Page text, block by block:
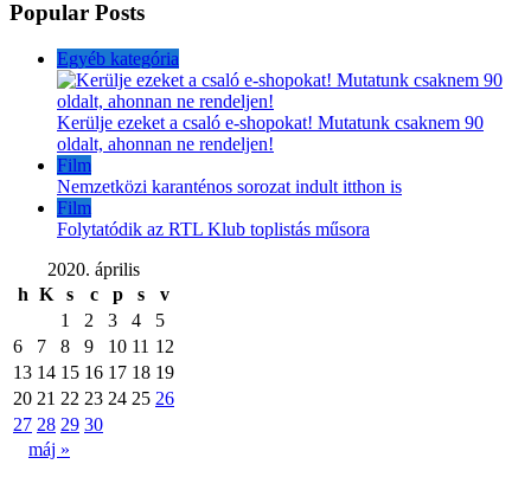
Popular Posts
Egyéb kategória
Kerülje ezeket a csaló e-shopokat! Mutatunk csaknem 90
oldalt, ahonnan ne rendeljen!
Film
Nemzetközi karanténos sorozat indult itthon is
Film
Folytatódik az RTL Klub toplistás műsora
2020. április
h K s c p s
v
1
2 3 4
5
6
7 8 9 10 11 12
13 14 15 16 17 18 19
20 21 22 23 24 25 26
27 28 29 30
máj »